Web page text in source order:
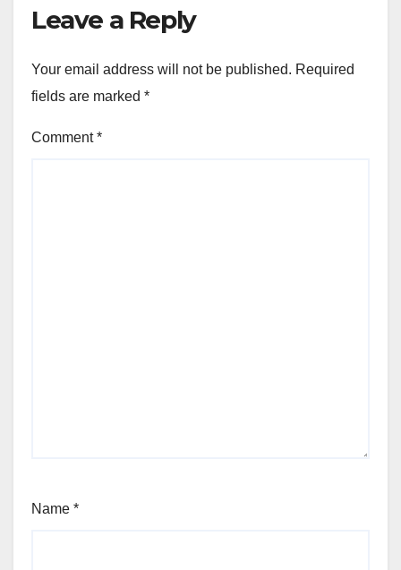
Leave a Reply
Your email address will not be published. Required
fields are marked *
Comment*
Name *